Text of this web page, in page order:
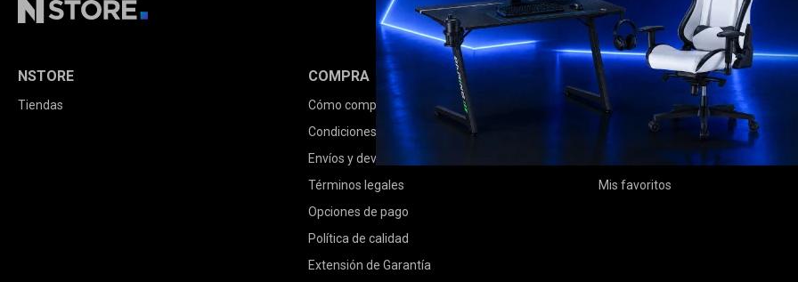
NSTORE
Tiendas
COMPRA
Cómo comprar
Condiciones de compra
Envíos y devoluciones
Términos legales
Opciones de pago
Política de calidad
Extensión de Garantía
MI CUENTA
Mi cuenta
Mis compras
Mis favoritos